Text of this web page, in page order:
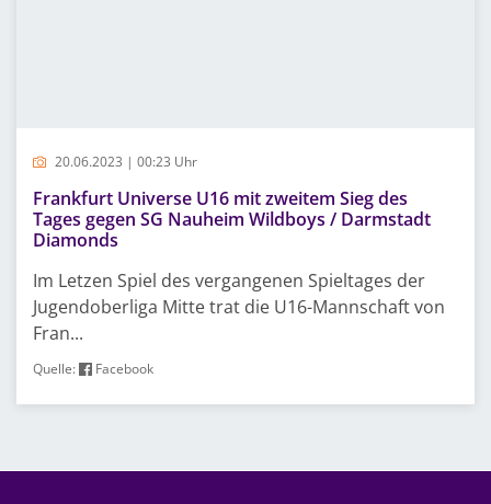
20.06.2023 | 00:23 Uhr
Frankfurt Universe U16 mit zweitem Sieg des
Tages gegen SG Nauheim Wildboys / Darmstadt
Diamonds
Im Letzen Spiel des vergangenen Spieltages der
Jugendoberliga Mitte trat die U16-Mannschaft von
Fran...
Quelle: Facebook